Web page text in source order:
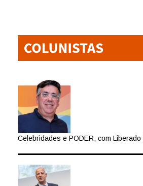
Celebridades e PODER, com Liberado